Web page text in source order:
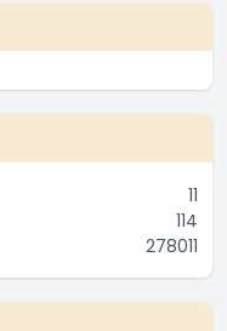
11
114
278011